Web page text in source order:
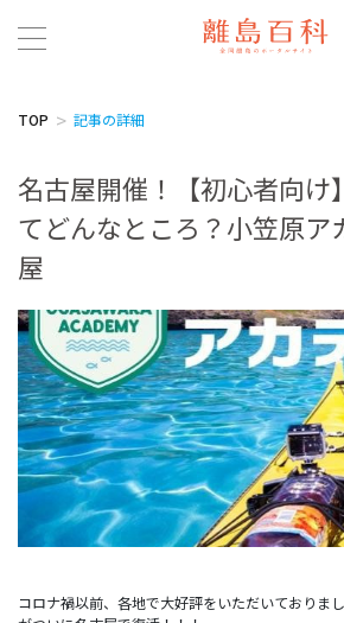
TOP 記事の詳細
名古屋開催！【初心者向け
てどんなところ？小笠原ア
屋
コロナ禍以前、各地で大好評をいただいておりま